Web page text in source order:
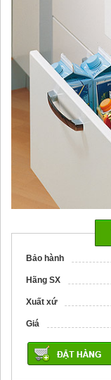
Bảo hành
Hãng SX
Xuất xứ
Giá